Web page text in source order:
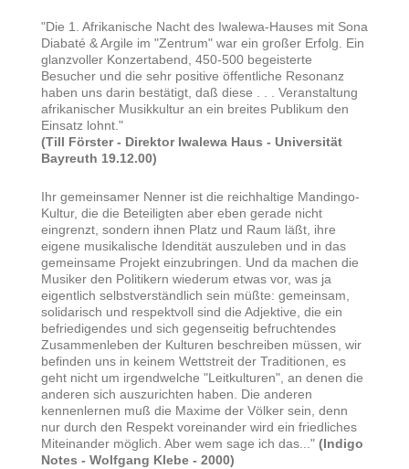
"Die 1. Afrikanische Nacht des Iwalewa-Hauses mit Sona
Diabaté & Argile im "Zentrum" war ein großer Erfolg. Ein
glanzvoller Konzertabend, 450-500 begeisterte
Besucher und die sehr positive öffentliche Resonanz
haben uns darin bestätigt, daß diese . . . Veranstaltung
afrikanischer Musikkultur an ein breites Publikum den
Einsatz lohnt."
(Till Förster - Direktor Iwalewa Haus - Universität
Bayreuth 19.12.00)
Ihr gemeinsamer Nenner ist die reichhaltige Mandingo-
Kultur, die die Beteiligten aber eben gerade nicht
eingrenzt, sondern ihnen Platz und Raum läßt, ihre
eigene musikalische Idendität auszuleben und in das
gemeinsame Projekt einzubringen. Und da machen die
Musiker den Politikern wiederum etwas vor, was ja
eigentlich selbstverständlich sein müßte: gemeinsam,
solidarisch und respektvoll sind die Adjektive, die ein
befriedigendes und sich gegenseitig befruchtendes
Zusammenleben der Kulturen beschreiben müssen, wir
befinden uns in keinem Wettstreit der Traditionen, es
geht nicht um irgendwelche "Leitkulturen", an denen die
anderen sich auszurichten haben. Die anderen
kennenlernen muß die Maxime der Völker sein, denn
nur durch den Respekt voreinander wird ein friedliches
Miteinander möglich. Aber wem sage ich das..." (Indigo
Notes - Wolfgang Klebe - 2000)